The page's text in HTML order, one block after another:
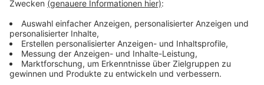
Werstener Dorfstraße ab (Bahnsteig 4) und bieten
eine bequeme Verbindung in die Innenstadt. Zu Fuß ist
das Zentrum in etwa 45 Minuten erreichbar.